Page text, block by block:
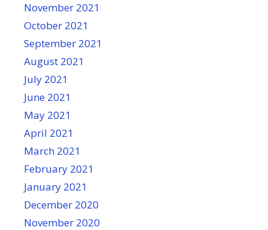
November 2021
October 2021
September 2021
August 2021
July 2021
June 2021
May 2021
April 2021
March 2021
February 2021
January 2021
December 2020
November 2020